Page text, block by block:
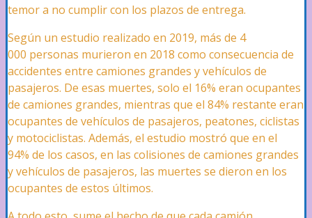
Compartido
Accidentes de Peatones
Accidentes de Motocicleta
Accidentes de Bicicleta
temor a no cumplir con los plazos de entrega.
Según un estudio realizado en 2019, más de 4
000 personas murieron en 2018 como consecuencia de
accidentes entre camiones grandes y vehículos de
pasajeros. De esas muertes, solo el 16% eran ocupantes
de camiones grandes, mientras que el 84% restante eran
ocupantes de vehículos de pasajeros, peatones, ciclistas
y motociclistas. Además, el estudio mostró que en el
94% de los casos, en las colisiones de camiones grandes
y vehículos de pasajeros, las muertes se dieron en los
ocupantes de estos últimos.